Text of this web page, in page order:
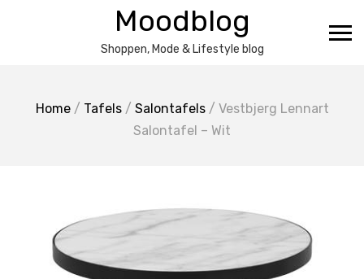
Moodblog
Shoppen, Mode & Lifestyle blog
Home/ Tafels/ Salontafels/ Vestbjerg Lennart
Salontafel – Wit